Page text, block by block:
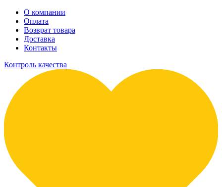
О компании
Оплата
Возврат товара
Доставка
Контакты
Контроль качества